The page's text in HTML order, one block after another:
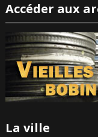
Accéder aux
La ville